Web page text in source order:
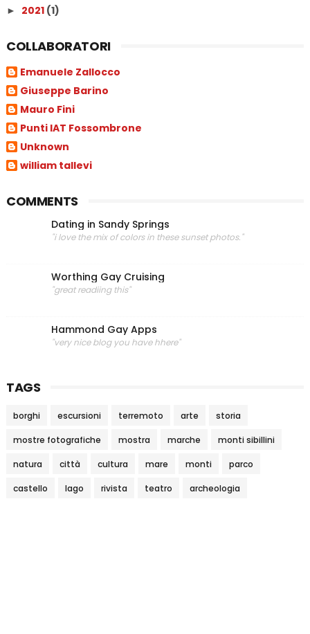
► 2021 (1)
COLLABORATORI
Emanuele Zallocco
Giuseppe Barino
Mauro Fini
Punti IAT Fossombrone
Unknown
william tallevi
COMMENTS
Dating in Sandy Springs
"i love the mix of colors in these sunset photos."
Worthing Gay Cruising
"great readiing this"
Hammond Gay Apps
"very nice blog you have hhere"
TAGS
borghi escursioni terremoto arte storia
mostre fotografiche mostra marche monti sibillini
natura città cultura mare monti parco
castello lago rivista teatro archeologia